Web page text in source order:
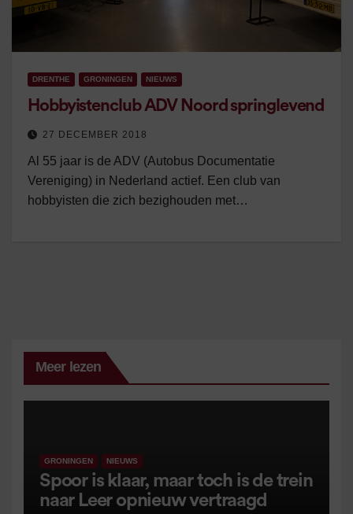
DRENTHE GRONINGEN NIEUWS
Hobbyistenclub ADV Noord springlevend
27 DECEMBER 2018
Al 55 jaar is de ADV (Autobus Documentatie
Vereniging) in Nederland actief. Een club van
hobbyisten die zich bezighouden met…
Meer lezen
GRONINGEN NIEUWS
Spoor is klaar, maar toch is de trein
naar Leer opnieuw vertraagd